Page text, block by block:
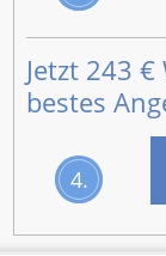
Jetzt 243 €
bestes
4.